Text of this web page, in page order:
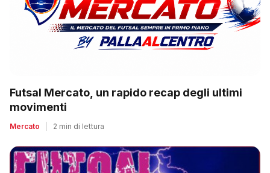
Futsal Mercato, un rapido recap degli ultimi
movimenti
Mercato 2 min di lettura